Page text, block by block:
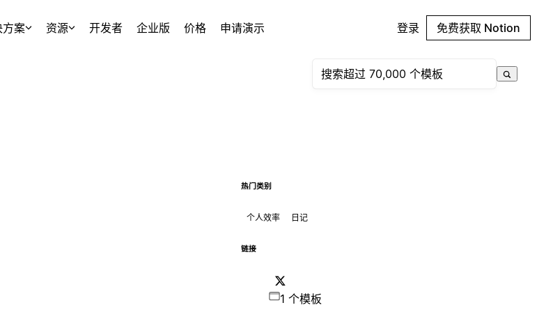
案 资源 开发者 企业版 价格 申请演示 登录 免费获取 Notion
热门类别
个人效率 日记
链接
1 个模板